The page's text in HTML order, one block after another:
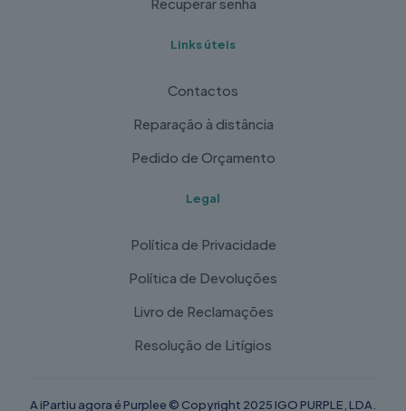
Links úteis
Contactos
Reparação à distância
Pedido de Orçamento
Legal
Política de Privacidade
Política de Devoluções
Livro de Reclamações
Resolução de Litígios
A iPartiu agora é Purplee © Copyright 2025 IGO PURPLE, LDA.